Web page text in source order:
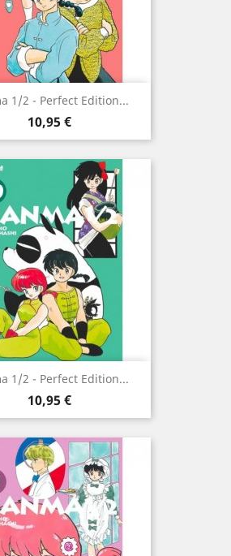
1/2 - Perfect Edition...
Prix
10,95 €
1/2 - Perfect Edition...
Prix
10,95 €